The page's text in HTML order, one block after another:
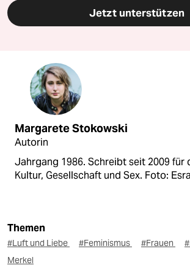
Jetzt unterstützen
Margarete Stokowski
Autorin
Jahrgang 1986. Schreibt seit 2009 für
Kultur, Gesellschaft und Sex. Foto:
Themen
#Luft und Liebe #Feminismus #Frauen
Merkel